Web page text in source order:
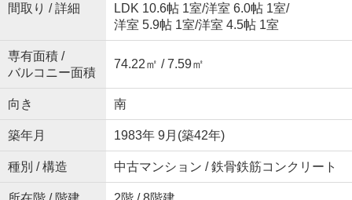
間取り / 詳細
LDK 10.6帖 1室/洋室 6.0帖 1室/
洋室 5.9帖 1室/洋室 4.5帖 1室
専有面積 /
バルコニー面積
74.22㎡ / 7.59㎡
向き 南
築年月 1983年 9月(築42年)
種別 / 構造 中古マンション / 鉄骨鉄筋コンクリート